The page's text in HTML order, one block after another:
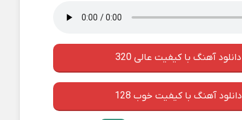
دانلود آهنگ با کیفیت عالی 320
دانلود آهنگ با کیفیت خوب 128